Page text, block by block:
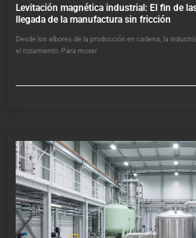
Levitación magnética industrial: El fin de
llegada de la manufactura sin fricción
Desde los albores de la producción en cadena, la
el rozamiento. Para mover